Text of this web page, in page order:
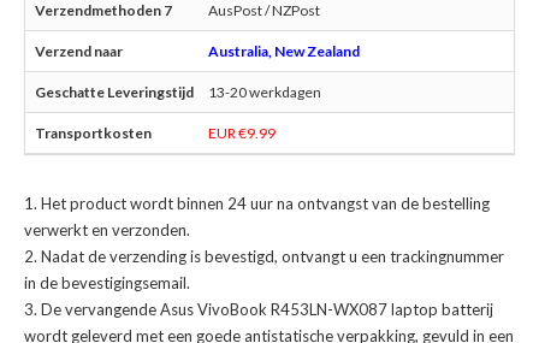
AusPost / NZPost
Australia, New Zealand
13-20 werkdagen
EUR €9.99
Het product wordt binnen 24 uur na ontvangst van de bestelling
verwerkt en verzonden.
Nadat de verzending is bevestigd, ontvangt u een trackingnummer
in de bevestigingsemail.
Devervangende Asus VivoBook R453LN-WX087 laptop batterij
wordt geleverd met een goede antistatische verpakking, gevuld in een